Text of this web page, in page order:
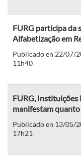
FURG participa da
Alfabetização em
Publicado en 22/07/
11h40
FURG, Instituições
manifestam
Publicado en 13/05/
17h21